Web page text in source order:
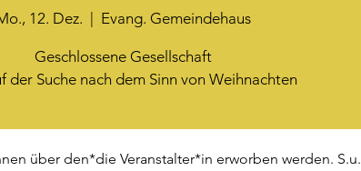
12. Dez. Evang. Gemeindehaus
Geschlossene Gesellschaft
der Suche nach dem Sinn von Weihnachten
über den*die Veranstalter*in erworben werden. S.u.